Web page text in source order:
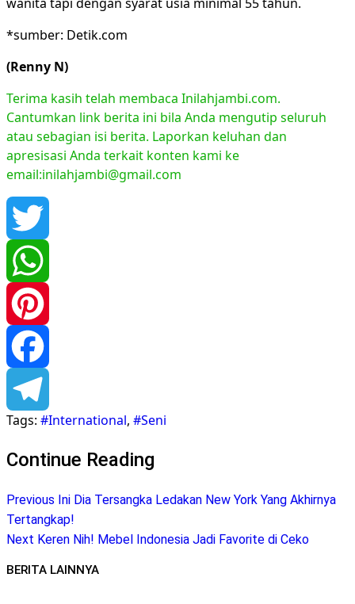
*sumber: Detik.com
(Renny N)
Terima kasih telah membaca Inilahjambi.com.
Cantumkan link berita ini bila Anda mengutip seluruh
atau sebagian isi berita. Laporkan keluhan dan
apresisasi Anda terkait konten kami ke
email:inilahjambi@gmail.com
Twitter
WhatsApp
Pinterest
Facebook
Telegram
Tags: #International, #Seni
Continue Reading
Previous Ini Dia Tersangka Ledakan New York Yang Akhirnya
Tertangkap!
Next Keren Nih! Mebel Indonesia Jadi Favorite di Ceko
BERITA LAINNYA